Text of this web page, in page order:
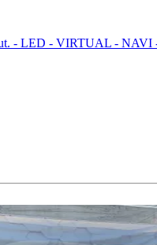
- LED - VIRTUAL -